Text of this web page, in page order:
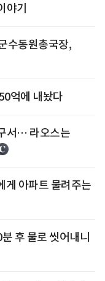
야기
수동원총국장,
억에 내놨다
서… 라오스는
게 아파트 물려주는
후 물로 씻어내니